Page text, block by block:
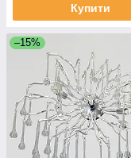
Купити
–15%